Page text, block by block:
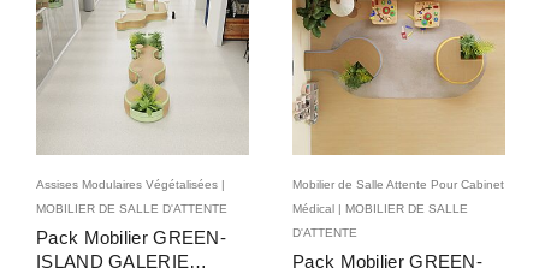
Assises Modulaires Végétalisées |
MOBILIER DE SALLE D'ATTENTE
Pack Mobilier GREEN-
ISLAND GALERIE
Mobilier de Salle Attente Pour Cabinet
Médical | MOBILIER DE SALLE
D'ATTENTE
Pack Mobilier GREEN-